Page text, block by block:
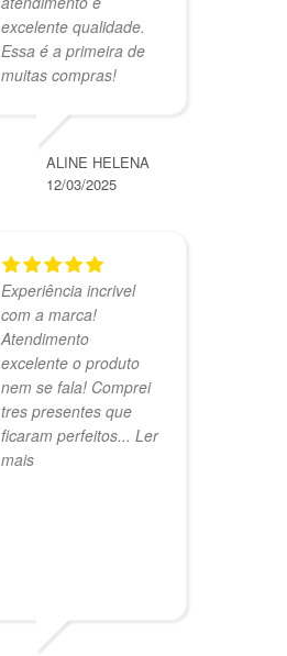
excelente qualidade.
Essa é a primeira de
muitas compras!
ALINE HELENA
12/03/2025
Experiência incrivel
com a marca!
Atendimento
excelente o produto
nem se fala! Comprei
tres presentes que
ficaram perfeitos... Ler
mais